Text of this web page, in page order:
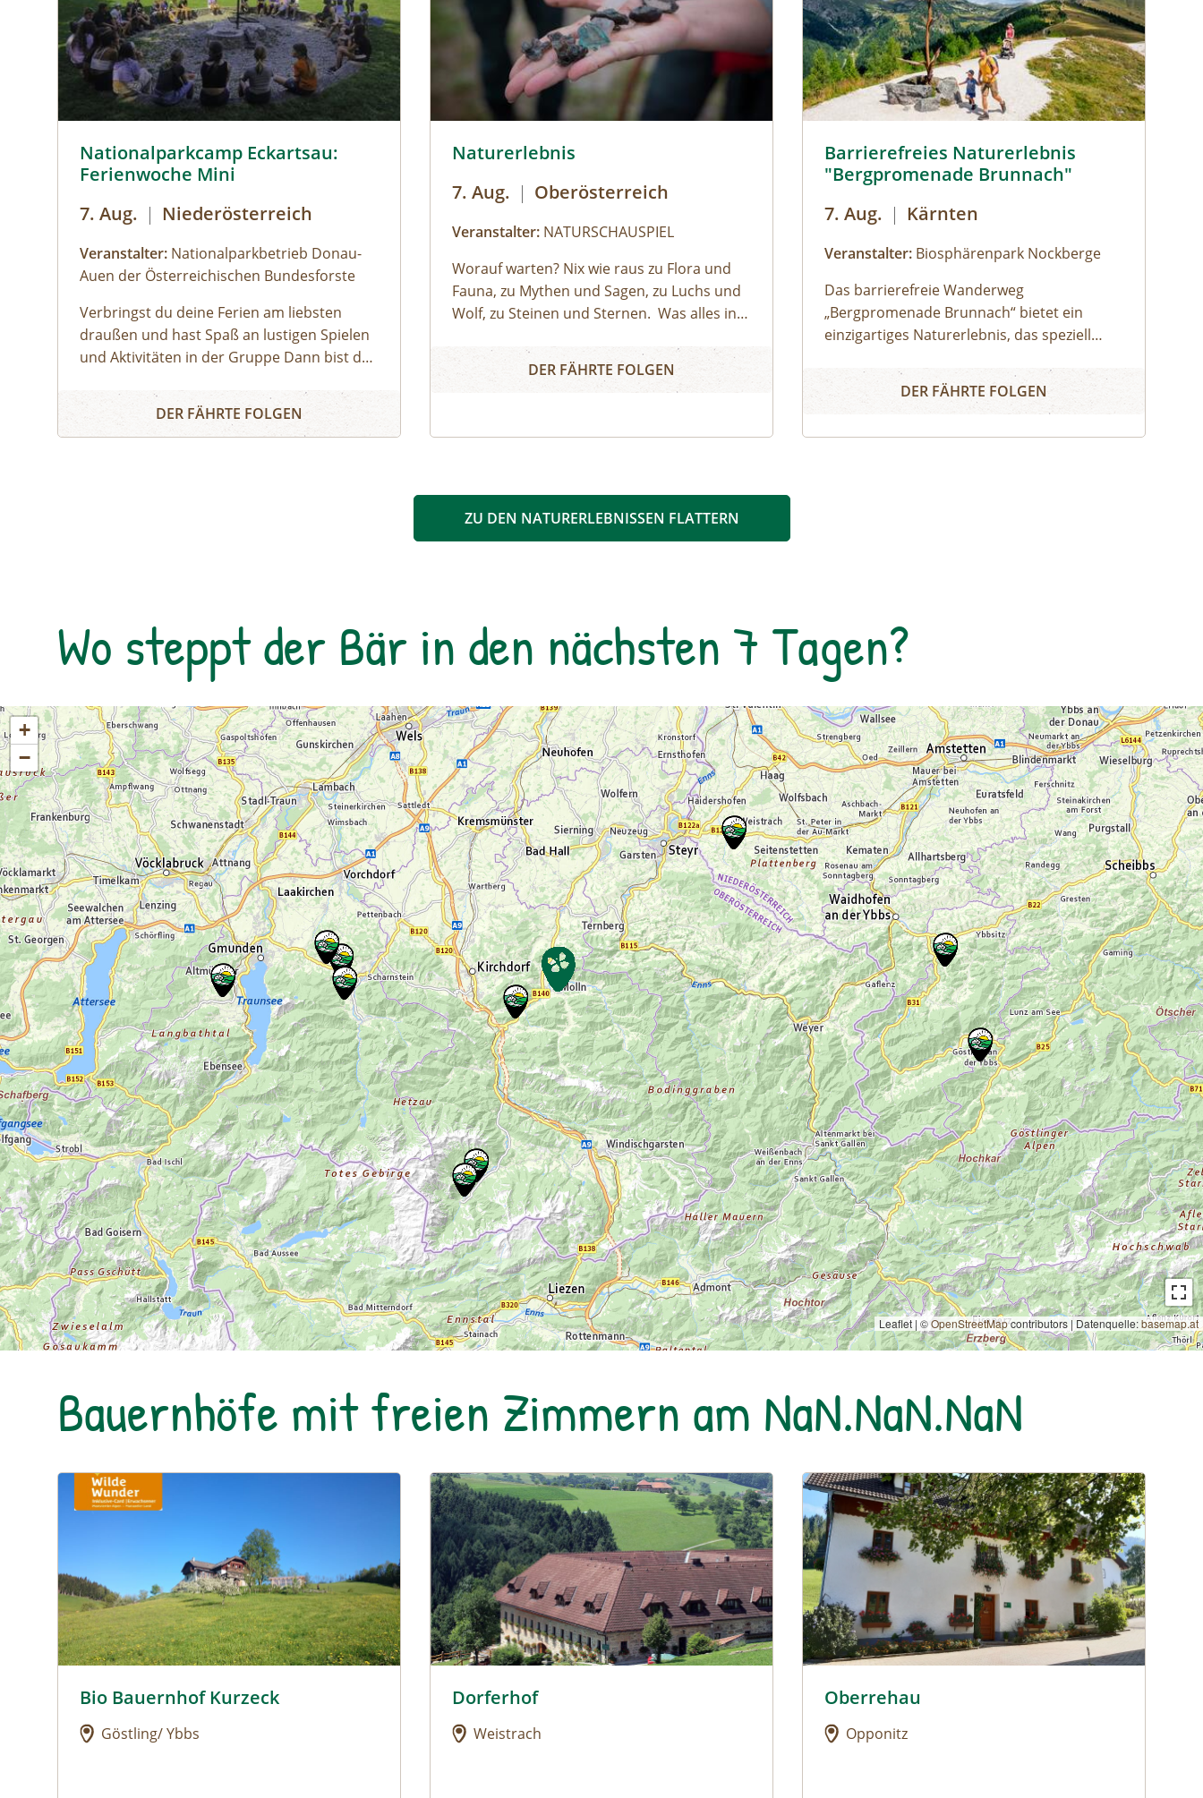
Nationalparkcamp Eckartsau:
Ferienwoche Mini
7. Aug. | Niederösterreich
Veranstalter: Nationalparkbetrieb Donau-
Auen der Österreichischen Bundesforste
Verbringst du deine Ferien am liebsten
draußen und hast Spaß an lustigen Spielen
und Aktivitäten in der Gruppe Dann bist du
Mini bietet spannende Expeditionen in den
Auwald, viel Raum zum Toben und Spielen,
Natur – Abenteuer, Spiel und Spaß sind
garantiert!Montag bis Freitag | Betreuung
jeweils von 08:00 bis 16:30 Uhr:Mo & Di –
Nationalparkzentrum im Schloss Orth an
der DonauDo & Fr – Programm in
EckartsauVerpflegung: Lunchpakete & 1x
Grillen am Lagefeuer, Getränke
Nationalparkcamp Eckartsau: Ferienwoche Mini
DER FÄHRTE FOLGEN
Naturerlebnis
7. Aug. | Oberösterreich
Veranstalter: NATURSCHAUSPIEL
Worauf warten? Nix wie raus zu Flora und
Fauna, zu Mythen und Sagen, zu Luchs und
Wolf, zu Steinen und Sternen.⁠ ⁠ Was alles in
spielt: Das wissen die NATURSCHAUSPIEL
Guides. Als Naturvermittler:innen verstehen
Naturvermittlung So geht's:⁠Melde dich zu
einem Termin aus dem
Veranstaltungskalender an oder organisiere
Naturerlebnis
DER FÄHRTE FOLGEN
Barrierefreies Naturerlebnis
"Bergpromenade Brunnach"
7. Aug. | Kärnten
Veranstalter: Biosphärenpark Nockberge
Das barrierefreie Wanderweg
„Bergpromenade Brunnach“ bietet ein
einzigartiges Naturerlebnis, das speziell
Mobilitätseinschränkungen oder Familien
mit Kinderwägen die Schönheit der Alm
Barrierefreies Naturerlebnis "Bergpromenade Brunnach"
DER FÄHRTE FOLGEN
ZU DEN NATURERLEBNISSEN FLATTERN
Wo steppt der Bär in den nächsten 7 Tagen?
+
−
Leaflet | ©OpenStreetMapcontributors | Datenquelle:basemap.at
Bauernhöfe mit freien Zimmern am NaN.NaN.NaN
Urlaub am Bauernhof: Bio Bauernhof Kurzeck
Urlaub am Bauernhof: Bio Bauernhof Kurzeck
Bio Bauernhof Kurzeck
Göstling/ Ybbs
Urlaub am Bauernhof: Dorferhof
Urlaub am Bauernhof: Dorferhof
Dorferhof
Weistrach
Urlaub am Bauernhof: Oberrehau
Urlaub am Bauernhof: Oberrehau
Oberrehau
Opponitz